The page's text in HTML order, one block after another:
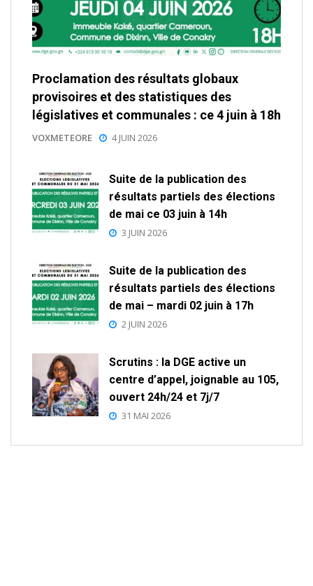
Proclamation des résultats globaux
provisoires et des statistiques des
législatives et communales : ce 4 juin à 18h
VOXMETEORE 4 JUIN 2026
Suite de la publication des
résultats partiels des élections
de mai ce 03 juin à 14h
3 JUIN 2026
Suite de la publication des
résultats partiels des élections
de mai – mardi 02 juin à 17h
2 JUIN 2026
Scrutins : la DGE active un
centre d’appel, joignable au 105,
ouvert 24h/24 et 7j/7
31 MAI 2026